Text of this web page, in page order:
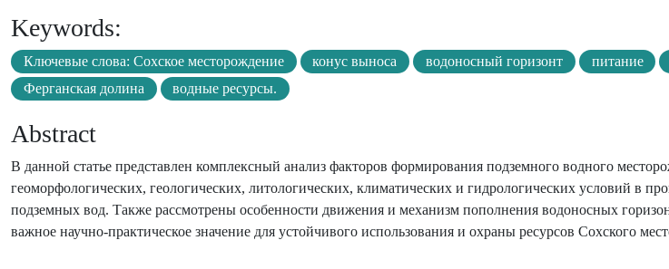
Keywords:
Ключевые слова: Сохское месторождение конус выноса водоносный горизонт питание
Ферганская долина
водные ресурсы.
Abstract
В данной статье представлен комплексный анализ факторов формирования подземного водного
геоморфологических, геологических, литологических, климатических и гидрологических условий в
подземных вод. Также рассмотрены особенности движения и механизм пополнения водоносных
важное научно-практическое значение для устойчивого использования и охраны ресурсов Сохского